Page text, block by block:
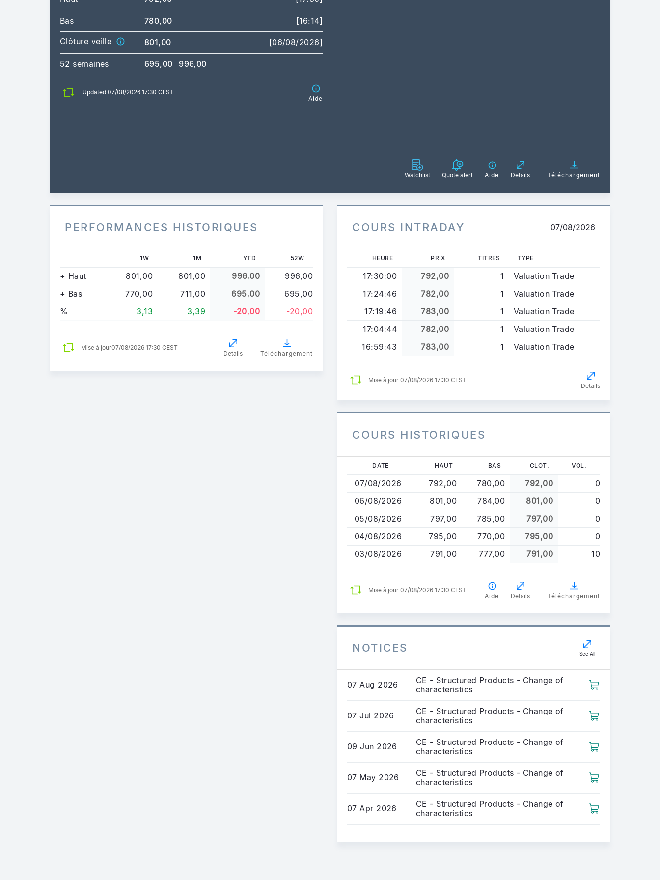
Bas 780,00 [16:14]
Clôture veille 801,00 [06/08/2026]
52 semaines 695,00 996,00
Updated 07/08/2026 17:30 CEST
Aide
Watchlist Quote alert Aide Details Téléchargement
PERFORMANCES HISTORIQUES
1W 1M YTD 52W
+ Haut 801,00 801,00 996,00
996,00
+ Bas
770,00 711,00 695,00
695,00
%
3,13 3,39 -20,00 -20,00
Mise à jour07/08/2026 17:30 CEST
Details
Téléchargement
COURS INTRADAY 07/08/2026
HEURE PRIX TITRES TYPE
17:30:00 792,00 1
Valuation Trade
17:24:46
782,00 1
Valuation Trade
17:19:46
783,00 1
Valuation Trade
17:04:44
782,00 1
Valuation Trade
16:59:43
783,00 1 Valuation Trade
Mise à jour 07/08/2026 17:30 CEST
Details
COURS HISTORIQUES
contenu
principal
DATE HAUT BAS CLOT. VOL.
07/08/2026 792,00 780,00 792,00
0
06/08/2026
801,00 784,00 801,00
0
05/08/2026
797,00 785,00 797,00
0
04/08/2026
795,00 770,00 795,00
0
03/08/2026
791,00 777,00 791,00 10
Mise à jour 07/08/2026 17:30 CEST
Aide
Details Téléchargement
NOTICES See All
07 Aug 2026
CE - Structured Products - Change of
characteristics
07 Jul 2026
CE - Structured Products - Change of
characteristics
09 Jun 2026
CE - Structured Products - Change of
characteristics
07 May 2026
CE - Structured Products - Change of
characteristics
07 Apr 2026
CE - Structured Products - Change of
characteristics